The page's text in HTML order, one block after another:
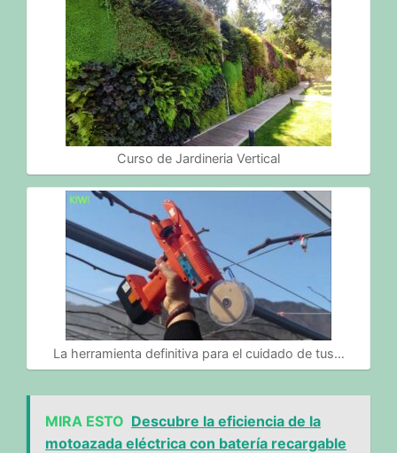
Curso de Jardineria Vertical
La herramienta definitiva para el cuidado de tus…
MIRA ESTO Descubre la eficiencia de la
motoazada eléctrica con batería recargable